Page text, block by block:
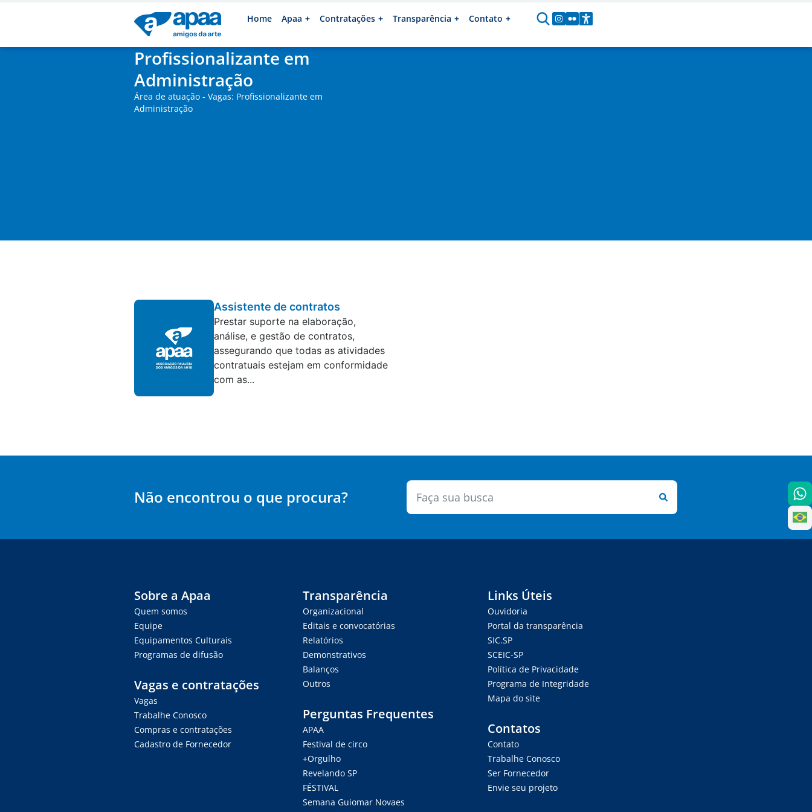
Home Apaa Contratações Transparência Contato
Profissionalizante em
Administração
Área de atuação - Vagas: Profissionalizante em
Administração
Assistente de contratos
Prestar suporte na elaboração,
análise, e gestão de contratos,
assegurando que todas as atividades
contratuais estejam em conformidade
com as...
Não encontrou o que procura?
Sobre a Apaa
Quem somos
Equipe
Equipamentos Culturais
Programas de difusão
Vagas e contratações
Vagas
Trabalhe Conosco
Compras e contratações
Cadastro de Fornecedor
Transparência
Organizacional
Editais e convocatórias
Relatórios
Demonstrativos
Balanços
Outros
Perguntas Frequentes
APAA
Festival de circo
+Orgulho
Revelando SP
FÉSTIVAL
Semana Guiomar Novaes
Links Úteis
Ouvidoria
Portal da transparência
SIC.SP
SCEIC-SP
Política de Privacidade
Programa de Integridade
Mapa do site
Contatos
Contato
Trabalhe Conosco
Ser Fornecedor
Envie seu projeto